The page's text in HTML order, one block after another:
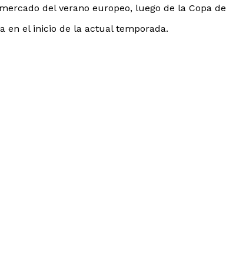
del verano europeo, luego de la Copa
en el inicio de la actual temporada.